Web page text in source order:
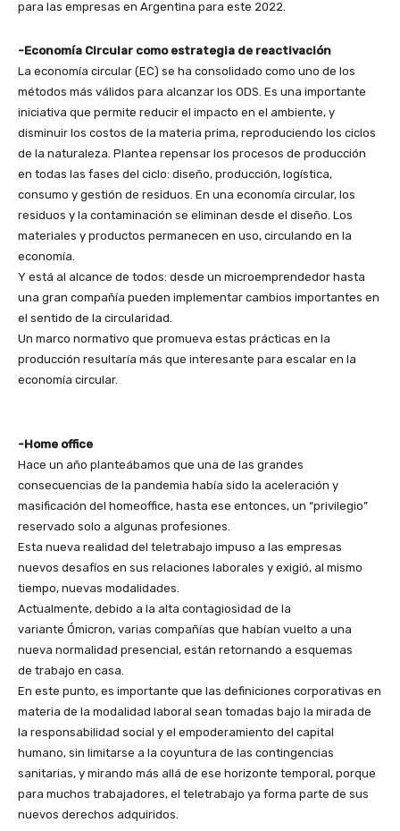
para las empresas en Argentina para este 2022.
-Economía Circular como estrategia de reactivación
La economía circular (EC) se ha consolidado como uno de los
métodos más válidos para alcanzar los ODS. Es una importante
iniciativa que permite reducir el impacto en el ambiente, y
disminuir los costos de la materia prima, reproduciendo los ciclos
de la naturaleza. Plantea repensar los procesos de producción
en todas las fases del ciclo: diseño, producción, logística,
consumo y gestión de residuos. En una economía circular, los
residuos y la contaminación se eliminan desde el diseño. Los
materiales y productos permanecen en uso, circulando en la
economía.
Y está al alcance de todos: desde un microemprendedor hasta
una gran compañía pueden implementar cambios importantes en
el sentido de la circularidad.
Un marco normativo que promueva estas prácticas en la
producción resultaría más que interesante para escalar en la
economía circular.
-Home office
Hace un año planteábamos que una de las grandes
consecuencias de la pandemia había sido la aceleración y
masificación del homeoffice, hasta ese entonces, un “privilegio”
reservado solo a algunas profesiones.
Esta nueva realidad del teletrabajo impuso a las empresas
nuevos desafíos en sus relaciones laborales y exigió, al mismo
tiempo, nuevas modalidades.
Actualmente, debido a la alta contagiosidad de la
variante Ómicron, varias compañías que habían vuelto a una
nueva normalidad presencial, están retornando a esquemas
de trabajo en casa.
En este punto, es importante que las definiciones corporativas en
materia de la modalidad laboral sean tomadas bajo la mirada de
la responsabilidad social y el empoderamiento del capital
humano, sin limitarse a la coyuntura de las contingencias
sanitarias, y mirando más allá de ese horizonte temporal, porque
para muchos trabajadores, el teletrabajo ya forma parte de sus
nuevos derechos adquiridos.